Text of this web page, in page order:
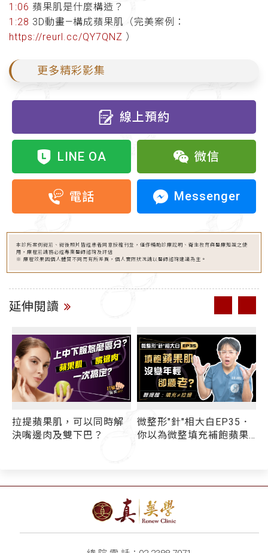
1:06 蘋果肌是什麼構造？
1:28 3D動畫—構成蘋果肌（完美案例：
https://reurl.cc/QY7QNZ ）
更多精彩影集
線上預約
LINE OA 微信
電話 Messenger
本診所案例術前、術後照片皆經患者同意授權刊登，僅作輔助診療說明、衛生教育與醫療知識之使
用，療程前請務必經專業醫師諮詢及評估
※ 療程效果因個人體質不同而有所差異，個人實際狀況請以醫師諮詢建議為主。
延伸閱讀
拉提蘋果肌，可以同時解
決嘴邊肉及雙下巴？
微整形"針"相大白EP35．
你以為微整填充補飽蘋果